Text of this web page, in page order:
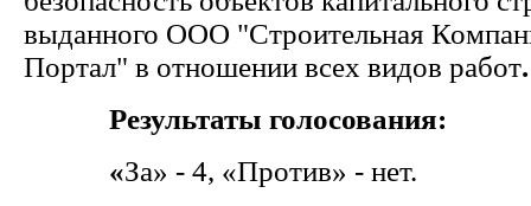
выданного ООО "Строительная
Портал" в отношении всех видов работ.
Результаты голосования:
«За» - 4, «Против» - нет.